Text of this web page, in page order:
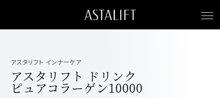
アスタリフト インナーケア
アスタリフト ドリンク
ピュアコラーゲン10000